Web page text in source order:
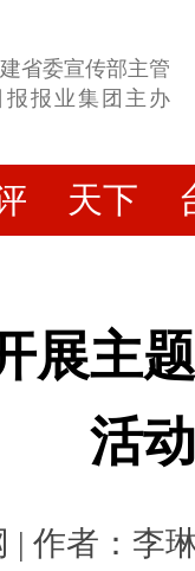
省委宣传部主管
报报业集团主办
天下
展主
活动
| 作者：李